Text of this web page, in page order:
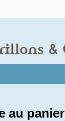
au panier